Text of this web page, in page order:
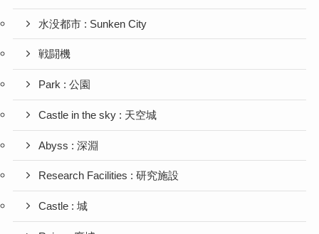
水没都市 : Sunken City
戦闘機
Park : 公園
Castle in the sky : 天空城
Abyss : 深淵
Research Facilities : 研究施設
Castle : 城